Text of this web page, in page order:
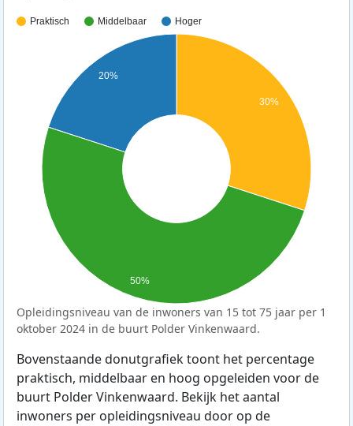
Praktisch Middelbaar Hoger
30%
20%
50%
Opleidingsniveau van de inwoners van 15 tot 75 jaar per 1
oktober 2024 in de buurt Polder Vinkenwaard.
Bovenstaande donutgrafiek toont het percentage
praktisch, middelbaar en hoog opgeleiden voor de
buurt Polder Vinkenwaard. Bekijk het aantal
inwoners per opleidingsniveau door op de